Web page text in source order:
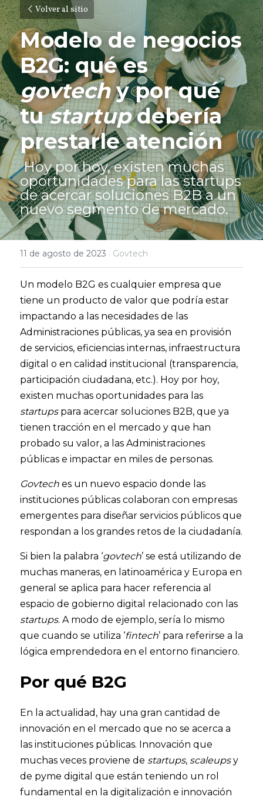
Volver al sitio
Modelo de negocios
B2G: qué es
govtech y por qué
tu startup debería
prestarle atención
Hoy por hoy, existen muchas
oportunidades
para las startups
de acercar soluciones B2B a un
nuevo segmento de mercado.
11 de agosto de 2023 · Govtech
Un modelo B2G es cualquier empresa que
tiene un producto de valor que podría estar
impactando a las necesidades de las
Administraciones públicas, ya sea en provisión
de servicios, eficiencias internas, infraestructura
digital o en calidad institucional (transparencia,
participación ciudadana, etc.). Hoy por hoy,
startups para acercar soluciones B2B, que ya
tienen tracción en el mercado y que han
probado su valor, a las Administraciones
públicas e impactar en miles de personas.
Govtech es un nuevo espacio donde las
instituciones públicas colaboran con empresas
emergentes para diseñar servicios públicos que
Si bien la palabra ‘govtech’ se está utilizando de
muchas maneras, en latinoamérica y Europa en
general se aplica para hacer referencia al
startups. A modo de ejemplo, sería lo mismo
que cuando se utiliza ‘fintech’ para referirse a la
lógica emprendedora en el entorno financiero.
Por qué B2G
En la actualidad, hay una gran cantidad de
innovación en el mercado que no se acerca a
las instituciones públicas. Innovación que
muchas veces proviene de startups, scaleups y
de pyme digital que están teniendo un rol
fundamental en la digitalización e innovación